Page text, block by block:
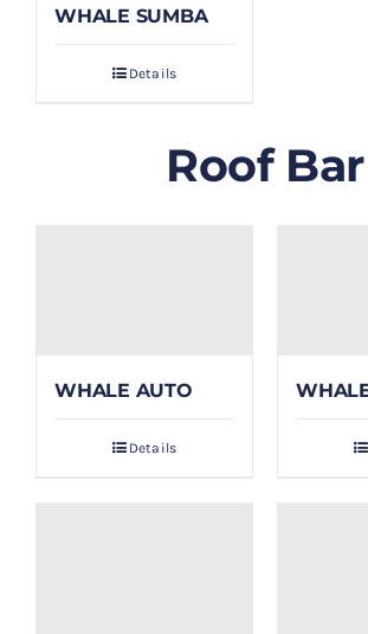
WHALE SUMBA
Details
Roof Bar
WHALE AUTO
Details